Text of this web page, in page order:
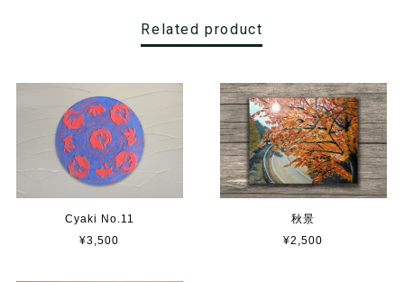
Related product
Cyaki No.11
¥3,500
秋景
¥2,500